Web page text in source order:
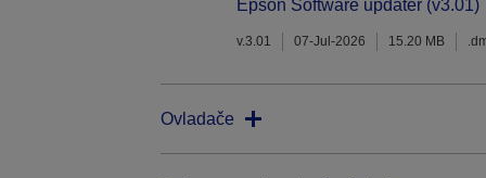
Epson Software updater (v3.01)
v.3.01 07-Jul-2026 15.20 MB
Ovladače